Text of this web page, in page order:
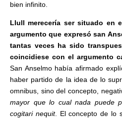
bien infinito.
Llull merecería ser situado en
argumento que expresó san
tantas veces ha sido
coincidiese con el argumento
San Anselmo había afirmado
haber partido de la idea de lo
omnibus, sino del concepto,
mayor que lo cual nada puede
cogitari nequit. El concepto de lo